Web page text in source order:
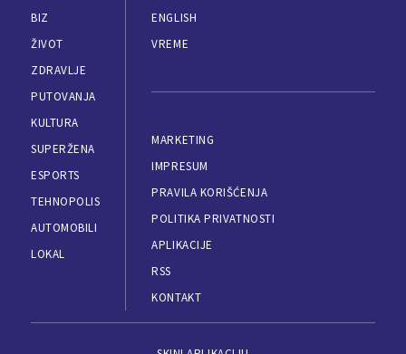
BIZ
ŽIVOT
ZDRAVLJE
PUTOVANJA
KULTURA
SUPERŽENA
ESPORTS
TEHNOPOLIS
AUTOMOBILI
LOKAL
ENGLISH
VREME
MARKETING
IMPRESUM
PRAVILA KORIŠĆENJA
POLITIKA PRIVATNOSTI
APLIKACIJE
RSS
KONTAKT